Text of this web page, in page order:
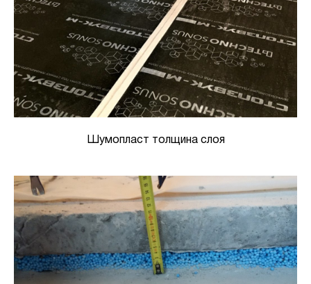
Шумопласт толщина слоя